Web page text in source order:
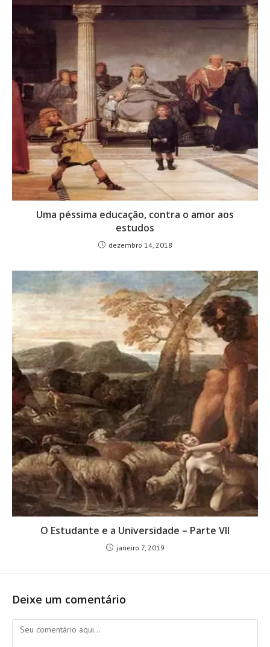
Uma péssima educação, contra o amor aos
estudos
dezembro 14, 2018
O Estudante e a Universidade – Parte VII
janeiro 7, 2019
Deixe um comentário
Comentário